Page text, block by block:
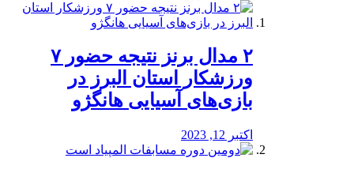
۲ مدال برنز نتیجه حضور ۷
ورزشکار استان البرز در
بازی‌های آسیایی هانگژو
اکتبر 12, 2023